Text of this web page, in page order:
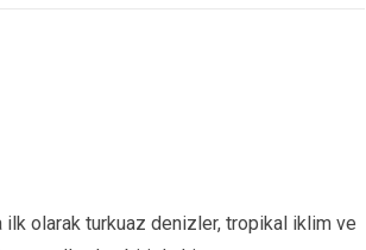
olarak turkuaz denizler, tropikal iklim ve